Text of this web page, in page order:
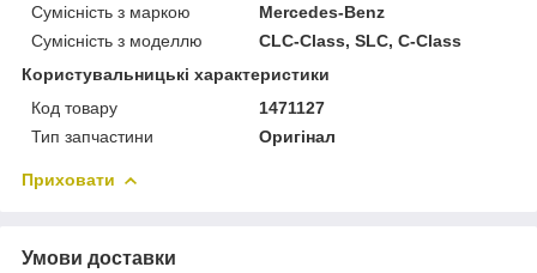
Сумісність з маркою
Mercedes-Benz
Сумісність з моделлю
CLC-Class, SLC, C-Class
Користувальницькі характеристики
Код товару
1471127
Тип запчастини
Оригінал
Приховати
Умови доставки